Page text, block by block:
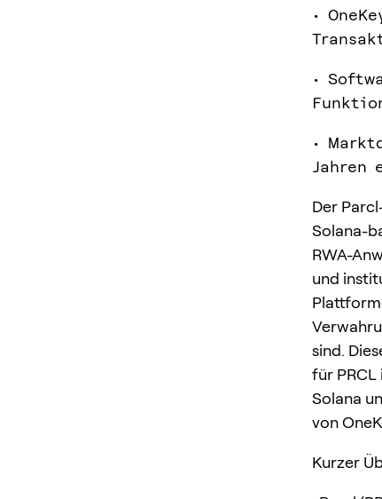
•
•
•
Jahren
Der
Solana-
RWA-
und
sind.
für PRCL
Solana
von
Kurzer